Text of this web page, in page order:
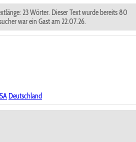
23 Wörter. Dieser Text wurde bereits 80
war ein Gast am 22.07.26.
Deutschland